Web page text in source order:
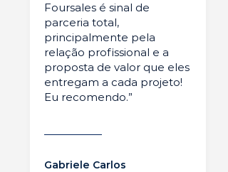
Foursales é sinal de
parceria total,
principalmente pela
relação profissional e a
proposta de valor que eles
entregam a cada projeto!
Eu recomendo.”
Gabriele Carlos